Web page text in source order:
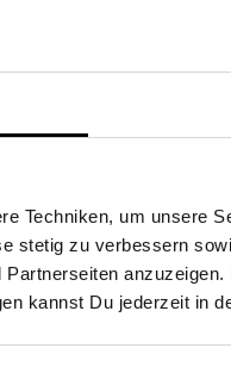
Techniken, um unsere
stetig zu verbessern
kannst Du jederzeit in
Deutschland